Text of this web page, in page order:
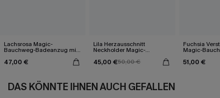
Lachsrosa Magic-
Bauchweg-Badeanzug mit
47,00 €
Lila Herzausschnitt
Neckholder Magic-
45,00 €50,00 €
Fuchsia
Magic-
51,00 €
DAS KÖNNTE IHNEN AUCH GEFALLEN